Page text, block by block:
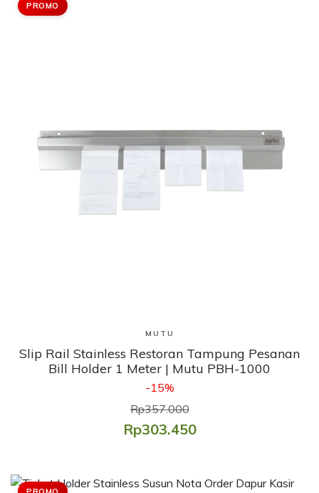
PROMO
Lihat Produk
MUTU
Slip Rail Stainless Restoran Tampung Pesanan
Bill Holder 1 Meter | Mutu PBH-1000
-15%
Rp357.000
Rp303.450